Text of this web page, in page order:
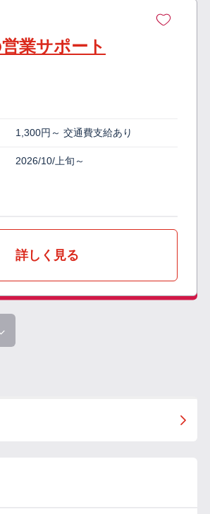
業サポート
1,300円～ 交通費支給あり
2026/10/上旬～
詳しく見る